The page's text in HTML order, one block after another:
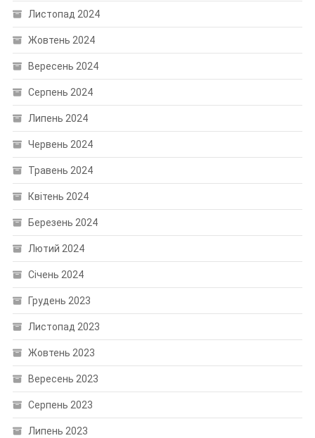
Листопад 2024
Жовтень 2024
Вересень 2024
Серпень 2024
Липень 2024
Червень 2024
Травень 2024
Квітень 2024
Березень 2024
Лютий 2024
Січень 2024
Грудень 2023
Листопад 2023
Жовтень 2023
Вересень 2023
Серпень 2023
Липень 2023